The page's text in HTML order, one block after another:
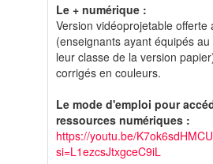
Le + numérique :
Version vidéoprojetable offerte
(enseignants ayant équipés
leur classe de la version
corrigés en couleurs.
Le mode d'emploi pour
ressources numériques :
https://youtu.be/
si=L1ezcsJtxgceC9iL